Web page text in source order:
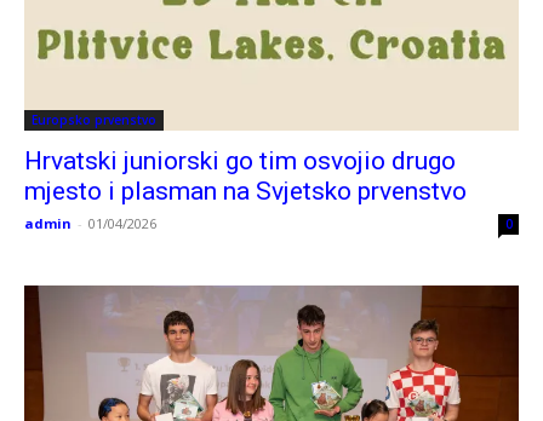
Europsko prvenstvo
Hrvatski juniorski go tim osvojio drugo
mjesto i plasman na Svjetsko prvenstvo
admin - 01/04/2026 0